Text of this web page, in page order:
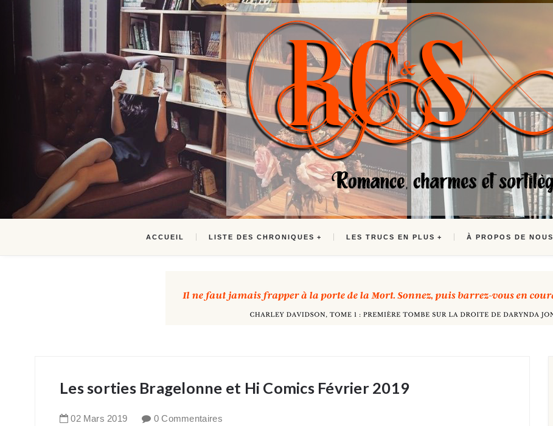
ACCUEIL LISTE DES CHRONIQUES LES TRUCS EN PLUS À PROPOS DE NOUS
Les sorties Bragelonne et Hi Comics Février 2019
02 Mars 2019 0 Commentaires